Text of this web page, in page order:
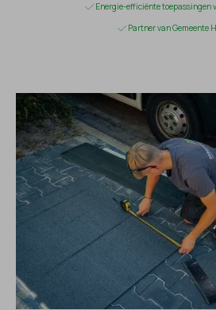
Energie-efficiënte toepassingen
Partner van Gemeente